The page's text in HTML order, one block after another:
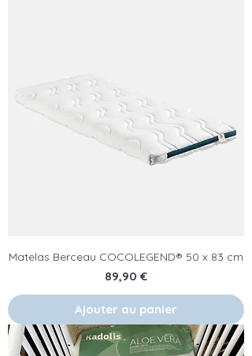
Matelas Berceau COCOLEGEND® 50 x 83 cm
Prix
89,90 €
Ajouter au panier